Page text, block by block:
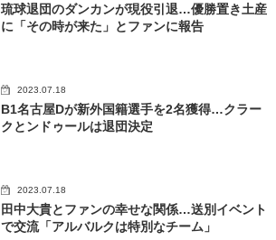
琉球退団のダンカンが現役引退…優勝置き土産
に「その時が来た」とファンに報告
2023.07.18
B1名古屋Dが新外国籍選手を2名獲得…クラー
クとンドゥールは退団決定
2023.07.18
田中大貴とファンの幸せな関係…送別イベント
で交流「アルバルクは特別なチーム」